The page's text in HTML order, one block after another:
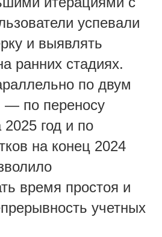
успевали
и выявлять
ранних стадиях.
по двум
— по переносу
год и по
на конец 2024
время простоя и
учетных